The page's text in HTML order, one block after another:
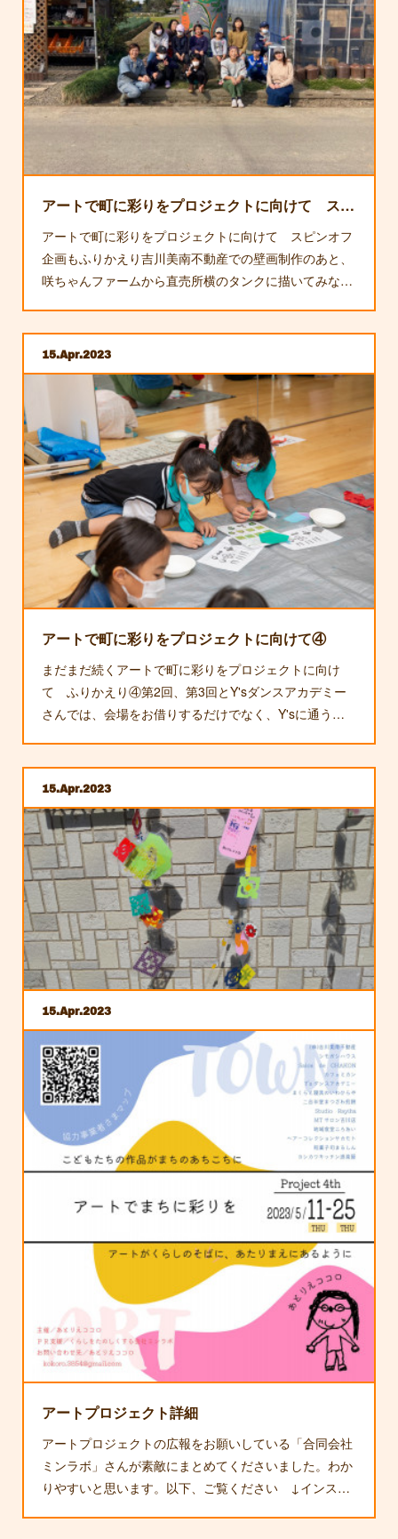
アートで町に彩りをプロジェクトに向けて スピンオフ①
アートで町に彩りをプロジェクトに向けて スピンオフ
企画もふりかえり吉川美南不動産での壁画制作のあと、
咲ちゃんファームから直売所横のタンクに描いてみな…
15 Apr 2023
アートで町に彩りをプロジェクトに向けて④
まだまだ続くアートで町に彩りをプロジェクトに向け
て ふりかえり④第2回、第3回とY'sダンスアカデミー
さんでは、会場をお借りするだけでなく、Y'sに通う…
15 Apr 2023
アートで町に彩りをプロジェクトに向けて ③
アートで町に彩りをプロジェクトに向けて ふりかえり
③第３回になる昨年は、展示だけではなくよりこどもた
ちの活動の場を求めてスタジオリーハさんを会場にお…
15 Apr 2023
アートプロジェクト詳細
アートプロジェクトの広報をお願いしている「合同会社
ミンラボ」さんが素敵にまとめてくださいました。わか
りやすいと思います。以下、ご覧ください ↓インス…